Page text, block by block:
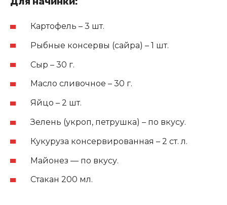
Картофель – 3 шт.
Рыбные консервы (сайра) – 1 шт.
Сыр – 30 г.
Масло сливочное – 30 г.
Яйцо – 2 шт.
Зелень (укроп, петрушка) – по вкусу.
Кукуруза консервированная – 2 ст. л.
Майонез — по вкусу.
Стакан 200 мл.